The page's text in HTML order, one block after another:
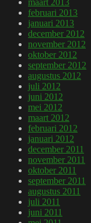
februari 2013
januari 2013
december 2012
november 2012
oktober 2012
september 2012
augustus 2012
juli 2012
juni 2012
mei 2012
maart 2012
februari 2012
januari 2012
december 2011
november 2011
oktober 2011
september 2011
augustus 2011
juli 2011
juni 2011